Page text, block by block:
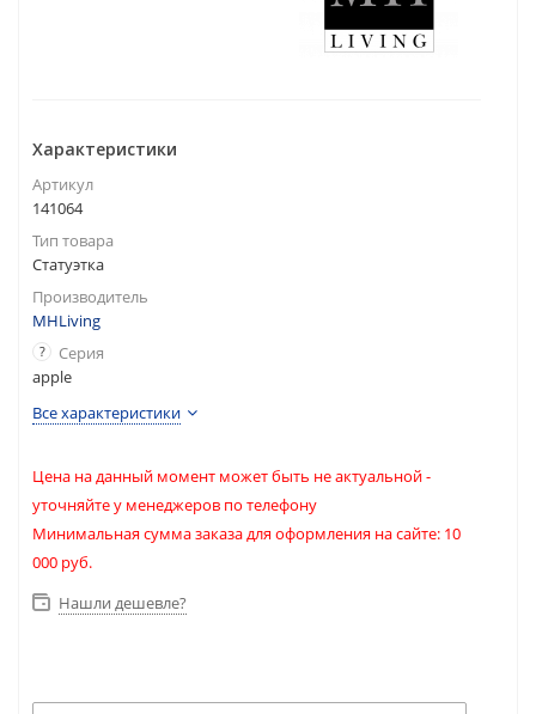
Характеристики
Артикул
141064
Тип товара
Статуэтка
Производитель
MHLiving
?
Серия
apple
Все характеристики
Цена на данный момент может быть не актуальной -
уточняйте у менеджеров по телефону
Минимальная сумма заказа для оформления на сайте: 10
000 руб.
Нашли дешевле?